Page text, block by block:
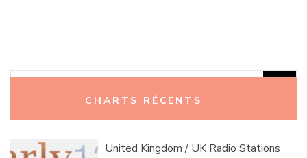
CHARTS RÉCENTS
United Kingdom / UK Radio Stations